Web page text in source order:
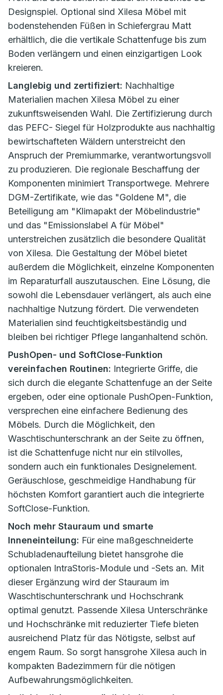
Designspiel. Optional sind Xilesa Möbel mit
bodenstehenden Füßen in Schiefergrau Matt
erhältlich, die die vertikale Schattenfuge bis zum
Boden verlängern und einen einzigartigen Look
kreieren.
Langlebig und zertifiziert: Nachhaltige
Materialien machen Xilesa Möbel zu einer
zukunftsweisenden Wahl. Die Zertifizierung durch
das PEFC- Siegel für Holzprodukte aus nachhaltig
bewirtschafteten Wäldern unterstreicht den
Anspruch der Premiummarke, verantwortungsvoll
zu produzieren. Die regionale Beschaffung der
Komponenten minimiert Transportwege. Mehrere
DGM-Zertifikate, wie das "Goldene M", die
Beteiligung am "Klimapakt der Möbelindustrie"
und das "Emissionslabel A für Möbel"
unterstreichen zusätzlich die besondere Qualität
von Xilesa. Die Gestaltung der Möbel bietet
außerdem die Möglichkeit, einzelne Komponenten
im Reparaturfall auszutauschen. Eine Lösung, die
sowohl die Lebensdauer verlängert, als auch eine
nachhaltige Nutzung fördert. Die verwendeten
Materialien sind feuchtigkeitsbeständig und
bleiben bei richtiger Pflege langanhaltend schön.
PushOpen- und SoftClose-Funktion
vereinfachen Routinen: Integrierte Griffe, die
sich durch die elegante Schattenfuge an der Seite
ergeben, oder eine optionale PushOpen-Funktion,
versprechen eine einfachere Bedienung des
Möbels. Durch die Möglichkeit, den
Waschtischunterschrank an der Seite zu öffnen,
ist die Schattenfuge nicht nur ein stilvolles,
sondern auch ein funktionales Designelement.
Geräuschlose, geschmeidige Handhabung für
höchsten Komfort garantiert auch die integrierte
SoftClose-Funktion.
Noch mehr Stauraum und smarte
Inneneinteilung: Für eine maßgeschneiderte
Schubladenaufteilung bietet hansgrohe die
optionalen IntraStoris-Module und -Sets an. Mit
dieser Ergänzung wird der Stauraum im
Waschtischunterschrank und Hochschrank
optimal genutzt. Passende Xilesa Unterschränke
und Hochschränke mit reduzierter Tiefe bieten
ausreichend Platz für das Nötigste, selbst auf
engem Raum. So sorgt hansgrohe Xilesa auch in
kompakten Badezimmern für die nötigen
Aufbewahrungsmöglichkeiten.